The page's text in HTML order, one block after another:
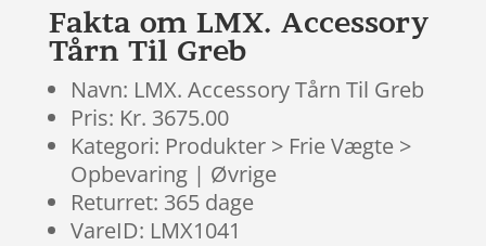
mmelser
Fakta om LMX. Accessory
Tårn Til Greb
Navn: LMX. Accessory Tårn Til Greb
Pris: Kr. 3675.00
Kategori: Produkter > Frie Vægte >
Opbevaring | Øvrige
Returret: 365 dage
VareID: LMX1041